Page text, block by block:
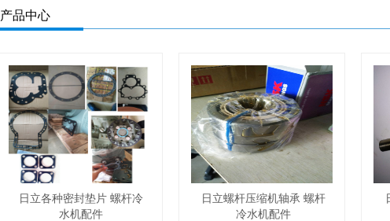
产品中心
日立各种密封垫片 螺杆冷
水机配件
日立螺杆压缩机轴承 螺杆
冷水机配件